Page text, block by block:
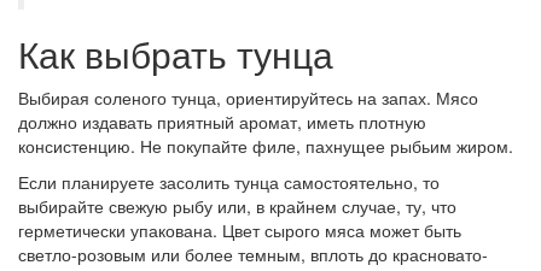
Как выбрать тунца
Выбирая соленого тунца, ориентируйтесь на запах. Мясо
должно издавать приятный аромат, иметь плотную
консистенцию. Не покупайте филе, пахнущее рыбьим жиром.
Если планируете засолить тунца самостоятельно, то
выбирайте свежую рыбу или, в крайнем случае, ту, что
герметически упакована. Цвет сырого мяса может быть
светло-розовым или более темным, вплоть до красновато-